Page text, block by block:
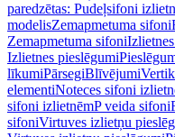
paredzētas: Pudeļsifoni
modelisZemapmetuma sifoni
Zemapmetuma sifoni
Izlietnes pieslēgumi
līkumiPārsegiBlīvējumi
elementiNoteces sifoni
sifoni izlietnēmP veida sifoni
sifoniVirtuves izlietņu